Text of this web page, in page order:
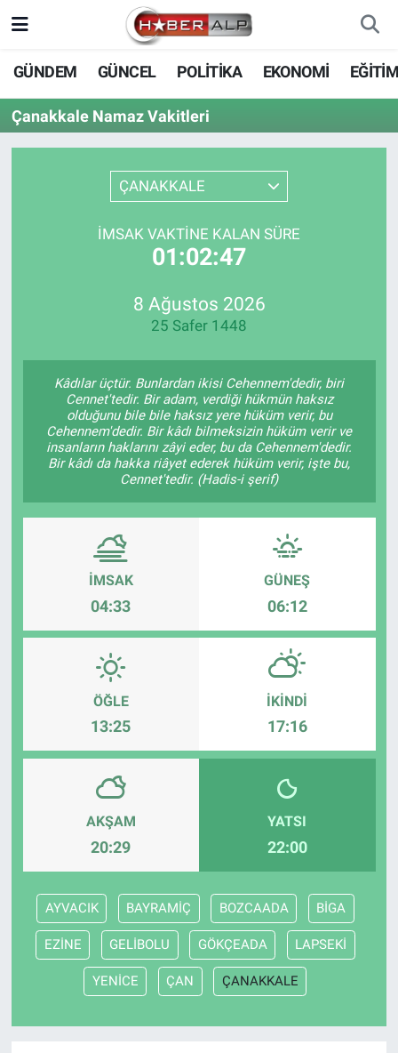
GÜNDEM GÜNCEL POLİTİKA EKONOMİ
Çanakkale Namaz Vakitleri
ÇANAKKALE
İMSAK VAKTINE KALAN SÜRE
01:02:47
8 Ağustos 2026
25 Safer 1448
Kâdılar üçtür. Bunlardan ikisi Cehennem'dedir, biri
Cennet'tedir. Bir adam, verdiği hükmün haksız
olduğunu bile bile haksız yere hüküm verir, bu
Cehennem'dedir. Bir kâdı bilmeksizin hüküm verir ve
insanların haklarını zâyi eder, bu da Cehennem'dedir.
Bir kâdı da hakka riâyet ederek hüküm verir, işte bu,
Cennet'tedir. (Hadis-i şerif)
İMSAK
04:33
GÜNEŞ
06:12
ÖĞLE
13:25
İKINDI
17:16
AKŞAM
20:29
YATSI
22:00
AYVACIK BAYRAMİÇ BOZCAADA BİGA
EZİNE GELİBOLU GÖKÇEADA LAPSEKİ
YENİCE ÇAN ÇANAKKALE
Nöbetçi Eczaneler
Hava Durumu
Süper Lig Puan Durumu ve Fikstür
Son Dakika Haberleri